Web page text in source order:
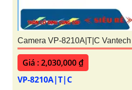
Camera VP-8210A|T|C Vantech
Giá : 2,030,000 ₫
VP-8210A|T|C